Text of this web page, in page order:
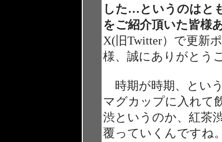
した…というのはと
をご紹介頂いた皆様
X(旧Twitter）で更新
様、誠にありがとう
時期が時期、とい
マグカップに入れて
渋というのか、紅茶
覆っていくんですね